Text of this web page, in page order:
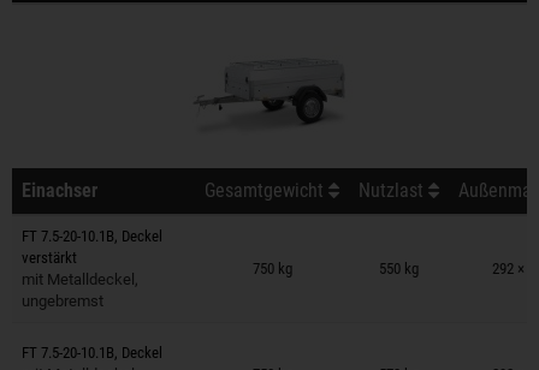
Einachser Gesamtgewicht Nutzlast
FT 7.5-20-10.1B, Deckel
verstärkt
mit Metalldeckel,
ungebremst
750 kg 550 kg 292 ×
Anhänger auf Merkzettel
FT 7.5-20-10.1B, Deckel
Anhänger auf Merkzettel